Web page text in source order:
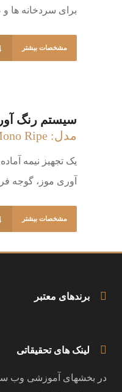
برای سردخانه ها و
مشخصات بیشتر
سیستم رنگ
مدل: Mono Ripe
یک تجهیز نیمه
آوری موز، گوجه
مشخصات بیشتر
برندهای معتبر
لینک های تحقیقاتی
در بخشهای آموزشی وب